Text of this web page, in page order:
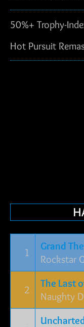
50%+ Trophy-
Hot Pursuit
1
Grand
Rockstar
2
The Last
Naughty